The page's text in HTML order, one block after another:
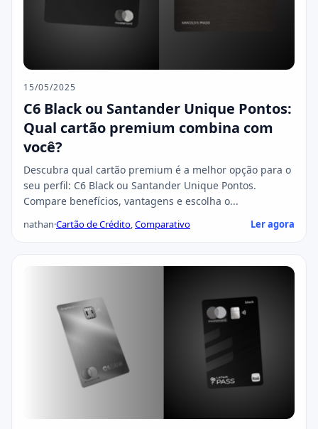
15/05/2025
C6 Black ou Santander Unique Pontos:
Qual cartão premium combina com
você?
Descubra qual cartão premium é a melhor opção para o
seu perfil: C6 Black ou Santander Unique Pontos.
Compare benefícios, vantagens e escolha o...
nathan·Cartão de Crédito,Comparativo Ler agora